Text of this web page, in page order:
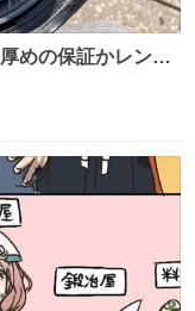
めの保証かレンズ
だぞ、お兄さんと